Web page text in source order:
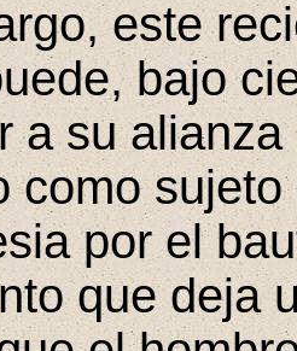
este
bajo
a su
como
por el
que deja